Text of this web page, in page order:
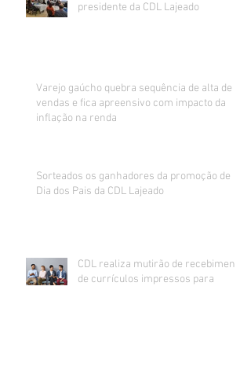
presidente da CDL Lajeado
Varejo gaúcho quebra sequência de alta de
vendas e fica apreensivo com impacto da
inflação na renda
Sorteados os ganhadores da promoção de
Dia dos Pais da CDL Lajeado
CDL realiza mutirão de recebimento
de currículos impressos para